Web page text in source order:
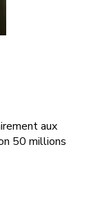
aux
50 millions